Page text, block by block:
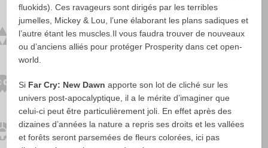
fluokids). Ces ravageurs sont dirigés par les terribles
jumelles, Mickey & Lou, l’une élaborant les plans sadiques et
l’autre étant les muscles.Il vous faudra trouver de nouveaux
ou d’anciens alliés pour protéger Prosperity dans cet open-
world.
Si Far Cry: New Dawnapporte son lot de cliché sur les
univers post-apocalyptique, il a le mérite d’imaginer que
celui-ci peut être particulièrement joli. En effet après des
dizaines d’années la nature a repris ses droits et les vallées
et forêts seront parsemées de fleurs colorées, ici pas